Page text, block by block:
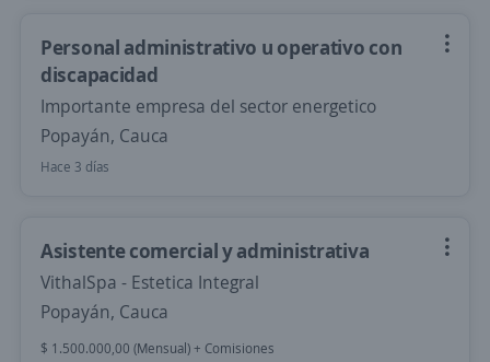
Personal administrativo u operativo con
discapacidad
Importante empresa del sector energetico
Popayán, Cauca
Hace 3 días
Asistente comercial y administrativa
VithalSpa - Estetica Integral
Popayán, Cauca
$ 1.500.000,00 (Mensual) + Comisiones